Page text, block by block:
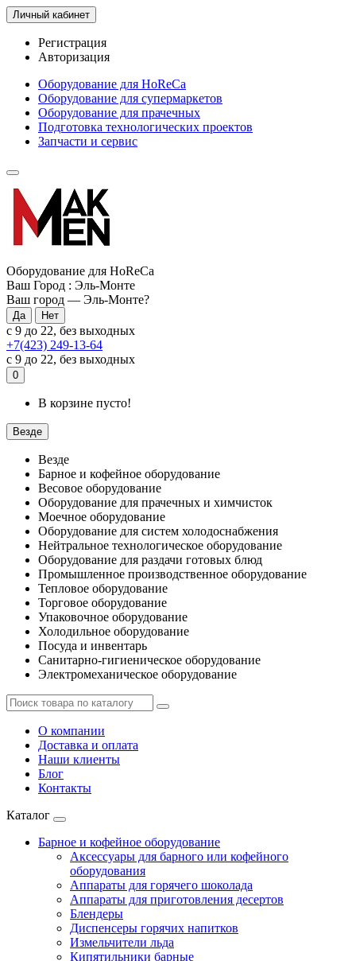
Личный кабинет
Регистрация
Авторизация
Оборудование для HoReCa
Оборудование для супермаркетов
Оборудование для прачечных
Подготовка технологических проектов
Запчасти и сервис
Оборудование для HoReCa
Ваш Город : Эль-Монте
Ваш город — Эль-Монте?
с 9 до 22, без выходных
+7(423) 249-13-64
с 9 до 22, без выходных
0
В корзине пусто!
Везде
Везде
Барное и кофейное оборудование
Весовое оборудование
Оборудование для прачечных и химчисток
Моечное оборудование
Оборудование для систем холодоснабжения
Нейтральное технологическое оборудование
Оборудование для раздачи готовых блюд
Промышленное производственное оборудование
Тепловое оборудование
Торговое оборудование
Упаковочное оборудование
Холодильное оборудование
Посуда и инвентарь
Санитарно-гигиеническое оборудование
Электромеханическое оборудование
О компании
Доставка и оплата
Наши клиенты
Блог
Контакты
Каталог
Барное и кофейное оборудование
Аксессуары для барного или кофейного
оборудования
Аппараты для горячего шоколада
Аппараты для приготовления десертов
Блендеры
Диспенсеры горячих напитков
Измельчители льда
Кипятильники барные